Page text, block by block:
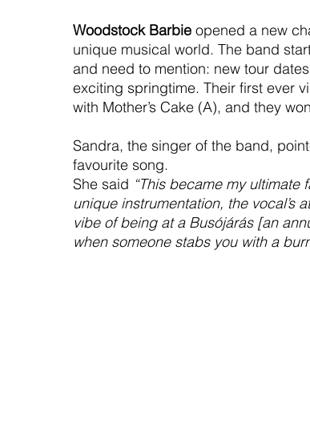
Woodstock Barbie opened a new
unique musical world. The band
and need to mention: new tour
exciting springtime. Their first ever
with Mother’s Cake (A), and they
Sandra, the singer of the band,
favourite song.
She said “This became my
unique instrumentation, the vocal’s
vibe of being at a Busójárás [an
when someone stabs you with a